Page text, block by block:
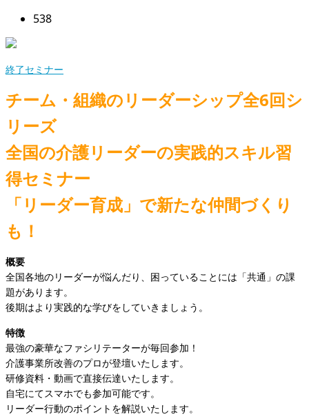
538
終了セミナー
チーム・組織のリーダーシップ全6回シ
リーズ
全国の介護リーダーの実践的スキル習
得セミナー
「リーダー育成」で新たな仲間づくり
も！
概要
全国各地のリーダーが悩んだり、困っていることには「共通」の課
題があります。
後期はより実践的な学びをしていきましょう。
特徴
最強の豪華なファシリテーターが毎回参加！
介護事業所改善のプロが登壇いたします。
研修資料・動画で直接伝達いたします。
自宅にてスマホでも参加可能です。
リーダー行動のポイントを解説いたします。